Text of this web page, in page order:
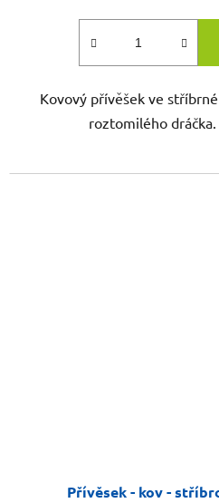
Kovový přívěšek ve
roztomilého
Přívěsek - kov -